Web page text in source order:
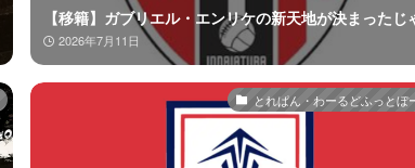
【移籍】ガブリエル・エンリケの新天地が決まったじ
2026年7月11日
とれぱん・わーるどふっとぼ